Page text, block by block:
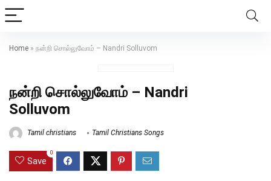
Home » நன்றி சொல்லுவோம் – Nandri Solluvom
நன்றி சொல்லுவோம் – Nandri
Solluvom
Tamil christians Tamil Christians Songs
Save
0